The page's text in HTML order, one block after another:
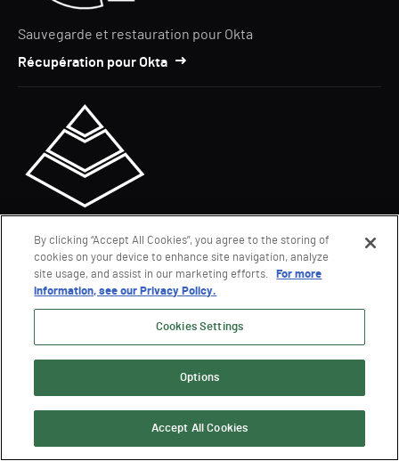
Sauvegarde et restauration pour Okta
Récupération pour Okta
Sécurisation des autorisations Active Directory
Gestionnaire de délégation pour AD
Surveillance de l'identité et analyse des voies d'attaque
By clicking “Accept All Cookies”, you agree to the storing of
cookies on your device to enhance site navigation, analyze
site usage, and assist in our marketing efforts.
For more
information, see our Privacy Policy.
Cookies Settings
Options
Accept All Cookies